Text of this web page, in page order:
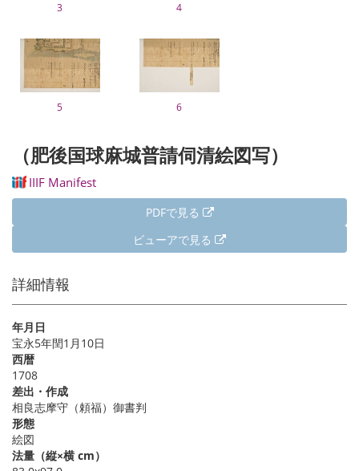
3 4
5 6
（肥後国球麻城普請伺清絵図写）
IIIF Manifest
PDFで見る
ビューアで見る
詳細情報
年月日
宝永5年閏1月10日
西暦
1708
差出・作成
相良志摩守（頼福）御書判
形態
絵図
法量（縦×横 cm）